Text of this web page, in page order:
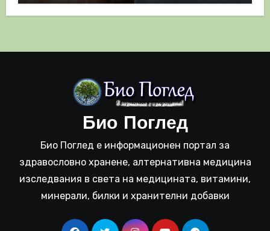
Био Поглед
Био Поглед е информационен портал за
здравословно хранене, алтернативна медицина
изследвания в света на медицината, витамини,
минерали, билки и хранителни добавки